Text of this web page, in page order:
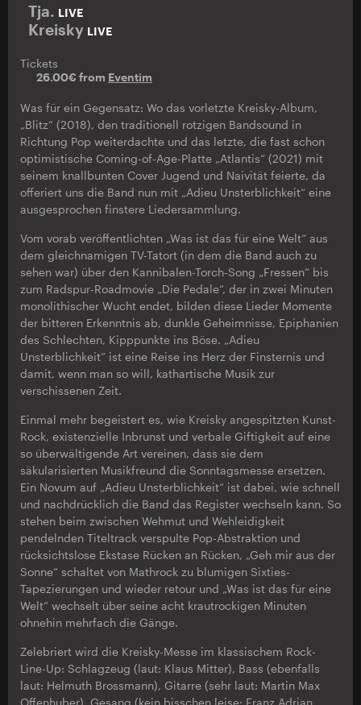
Tja. LIVE
Kreisky LIVE
Tickets
26.00€ from Eventim
Was für ein Gegensatz: Wo das vorletzte Kreisky-Album,
„Blitz“ (2018), den traditionell rotzigen Bandsound in
Richtung Pop weiterdachte und das letzte, die fast schon
optimistische Coming-of-Age-Platte „Atlantis“ (2021) mit
seinem knallbunten Cover Jugend und Naivität feierte, da
offeriert uns die Band nun mit „Adieu Unsterblichkeit“ eine
ausgesprochen finstere Liedersammlung.
Vom vorab veröffentlichten „Was ist das für eine Welt“ aus
dem gleichnamigen TV-Tatort (in dem die Band auch zu
sehen war) über den Kannibalen-Torch-Song „Fressen“ bis
zum Radspur-Roadmovie „Die Pedale“, der in zwei Minuten
monolithischer Wucht endet, bilden diese Lieder Momente
der bitteren Erkenntnis ab, dunkle Geheimnisse, Epiphanien
des Schlechten, Kipppunkte ins Böse. „Adieu
Unsterblichkeit” ist eine Reise ins Herz der Finsternis und
damit, wenn man so will, kathartische Musik zur
verschissenen Zeit.
Einmal mehr begeistert es, wie Kreisky angespitzten Kunst-
Rock, existenzielle Inbrunst und verbale Giftigkeit auf eine
so überwältigende Art vereinen, dass sie dem
säkularisierten Musikfreund die Sonntagsmesse ersetzen.
Ein Novum auf „Adieu Unsterblichkeit“ ist dabei, wie schnell
und nachdrücklich die Band das Register wechseln kann. So
stehen beim zwischen Wehmut und Wehleidigkeit
pendelnden Titeltrack verspulte Pop-Abstraktion und
rücksichtslose Ekstase Rücken an Rücken, „Geh mir aus der
Sonne“ schaltet von Mathrock zu blumigen Sixties-
Tapezierungen und wieder retour und „Was ist das für eine
Welt“ wechselt über seine acht krautrockigen Minuten
ohnehin mehrfach die Gänge.
Zelebriert wird die Kreisky-Messe im klassischem Rock-
Line-Up: Schlagzeug (laut: Klaus Mitter), Bass (ebenfalls
laut: Helmuth Brossmann), Gitarre (sehr laut: Martin Max